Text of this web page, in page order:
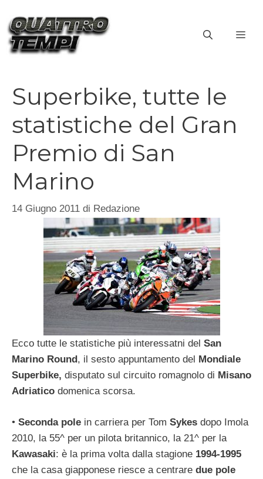
contenuto
Superbike, tutte le
statistiche del Gran
Premio di San
Marino
14 Giugno 2011 di Redazione
Ecco tutte le statistiche più interessatni del San
Marino Round, il sesto appuntamento del Mondiale
Superbike, disputato sul circuito romagnolo di Misano
Adriatico domenica scorsa.
• Seconda pole in carriera per Tom Sykes dopo Imola
2010, la 55^ per un pilota britannico, la 21^ per la
Kawasaki: è la prima volta dalla stagione 1994-1995
che la casa giapponese riesce a centrare due pole